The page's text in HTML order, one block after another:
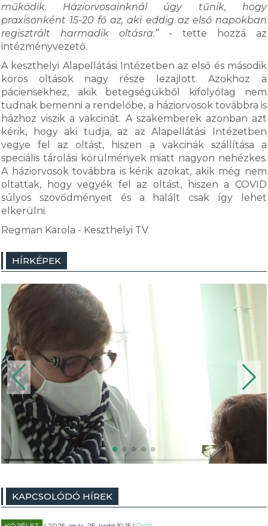
működik. Háziorvosainknál úgy tűnik, hogy
praxisonként 15-20 fő az, aki eddig az első napokban
regisztrált harmadik oltásra.”- tette hozzá az
intézményvezető.
A keszthelyi Alapellátási Intézetben az első és második
körös oltások nagy része lezajlott. Azokhoz a
páciensekhez, akik betegségükből kifolyólag nem
tudnak bemenni a rendelőbe, a háziorvosok továbbra is
házhoz viszik a vakcinát. A szakemberek azonban azt
kérik, hogy aki tudja, az az Alapellátási Intézetben
vegye fel az oltást, hiszen a vakcinák szállítása a
speciális tárolási körülmények miatt nagyon nehézkes.
A háziorvosok továbbra is kérik azokat, akik még nem
oltattak, hogy vegyék fel az oltást, hiszen a COVID
súlyos szövődményeit és a halált csak így lehet
elkerülni.
Regman Karola - Keszthelyi TV
HÍRKÉPEK
KAPCSOLÓDÓ HÍREK